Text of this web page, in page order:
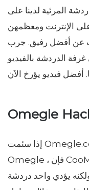
المرئية لدينا على
على الإنترنت ومعظمهن
عن أفضل رفيق. جرب
الدردشة بالفيديو
Omegle
إذا سئمت Omegle.com وأردت أن يكون لديك اختراق
Omegle ، فإن CooMeet هي الطريقة الوحيدة التي يمكنها
يؤدي واحد دردشة